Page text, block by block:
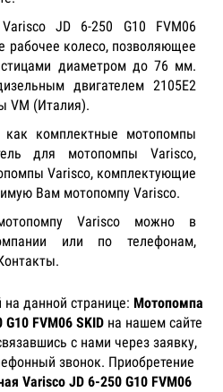
JD 6-250 G10 FVM06
рабочее колесо, позволяющее
диаметром до 76 мм.
двигателем 2105E2
VM (Италия).
комплектные мотопомпы
для мотопомпы Varisco,
Varisco, комплектующие
Вам мотопомпу Varisco.
Varisco можно в
или по телефонам,
данной странице: Мотопомпа
FVM06 SKID на нашем сайте
с нами через заявку,
звонок. Приобретение
Varisco JD 6-250 G10 FVM06